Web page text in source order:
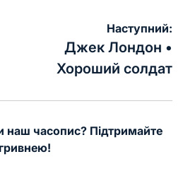
Наступний:
Джек Лондон •
Хороший солдат
наш часопис? Підтримайте
гривнею!